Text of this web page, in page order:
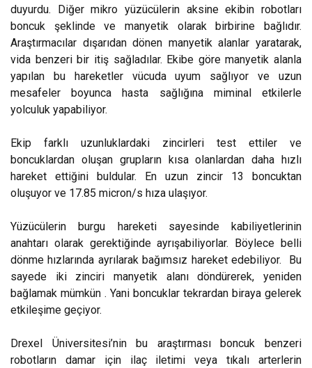
duyurdu. Diğer mikro yüzücülerin aksine ekibin robotları
boncuk şeklinde ve manyetik olarak birbirine bağlıdır.
Araştırmacılar dışarıdan dönen manyetik alanlar yaratarak,
vida benzeri bir itiş sağladılar. Ekibe göre manyetik alanla
yapılan bu hareketler vücuda uyum sağlıyor ve uzun
mesafeler boyunca hasta sağlığına miminal etkilerle
yolculuk yapabiliyor.
Ekip farklı uzunluklardaki zincirleri test ettiler ve
boncuklardan oluşan grupların kısa olanlardan daha hızlı
hareket ettiğini buldular. En uzun zincir 13 boncuktan
oluşuyor ve 17.85 micron/s hıza ulaşıyor.
Yüzücülerin burgu hareketi sayesinde kabiliyetlerinin
anahtarı olarak gerektiğinde ayrışabiliyorlar. Böylece belli
dönme hızlarında ayrılarak bağımsız hareket edebiliyor. Bu
sayede iki zinciri manyetik alanı döndürerek, yeniden
bağlamak mümkün . Yani boncuklar tekrardan biraya gelerek
etkileşime geçiyor.
Drexel Üniversitesi’nin bu araştırması boncuk benzeri
robotların damar için ilaç iletimi veya tıkalı arterlerin